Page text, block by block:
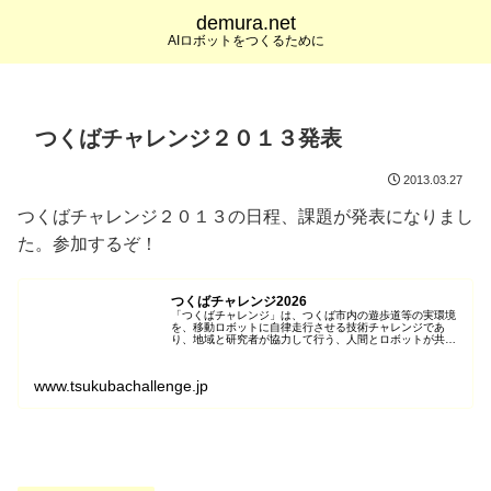
demura.net
AIロボットをつくるために
つくばチャレンジ２０１３発表
2013.03.27
つくばチャレンジ２０１３の日程、課題が発表になりまし
た。参加するぞ！
つくばチャレンジ2026
「つくばチャレンジ」は、つくば市内の遊歩道等の実環境
を、移動ロボットに自律走行させる技術チャレンジであ
り、地域と研究者が協力して行う、人間とロボットが共存
www.tsukubachallenge.jp